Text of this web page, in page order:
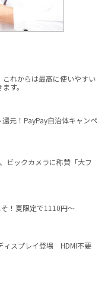
れからは最高に使いやすい
す。
還元！PayPay自治体キャンペ
ビックカメラに称賛「大フ
そ！夏限定で1110円～
ィスプレイ登場 HDMI不要